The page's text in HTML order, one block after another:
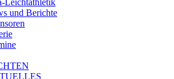
Leichtathletik
und Berichte